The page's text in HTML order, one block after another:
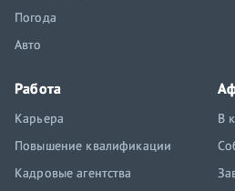
Погода
Авто
Работа
Карьера
Повышение квалификации
Кадровые агентства
В